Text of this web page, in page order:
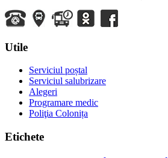
Utile
Serviciul poștal
Serviciul salubrizare
Alegeri
Programare medic
Poliţia Colonița
Etichete